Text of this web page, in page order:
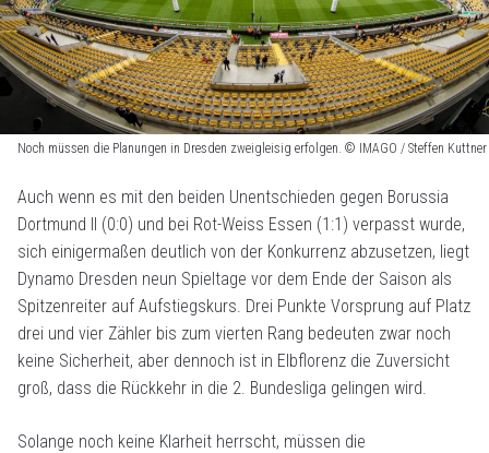
Noch müssen die Planungen in Dresden zweigleisig erfolgen. © IMAGO / Steffen Kuttner
Auch wenn es mit den beiden Unentschieden gegen Borussia
Dortmund II (0:0) und bei Rot-Weiss Essen (1:1) verpasst wurde,
sich einigermaßen deutlich von der Konkurrenz abzusetzen, liegt
Dynamo Dresden neun Spieltage vor dem Ende der Saison als
Spitzenreiter auf Aufstiegskurs. Drei Punkte Vorsprung auf Platz
drei und vier Zähler bis zum vierten Rang bedeuten zwar noch
keine Sicherheit, aber dennoch ist in Elbflorenz die Zuversicht
groß, dass die Rückkehr in die 2. Bundesliga gelingen wird.
Solange noch keine Klarheit herrscht, müssen die